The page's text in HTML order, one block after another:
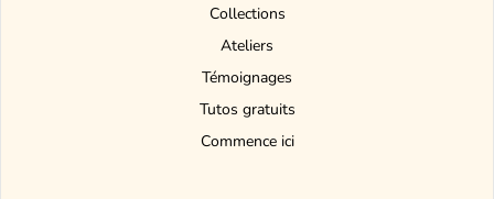
Collections
Ateliers
Témoignages
Tutos gratuits
Commence ici